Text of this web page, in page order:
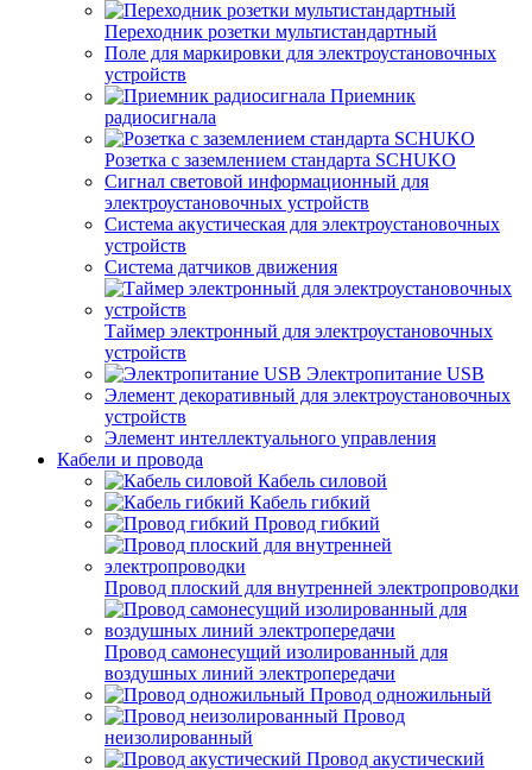
Переходник розетки мультистандартный
Поле для маркировки для электроустановочных
устройств
Приемник
радиосигнала
Розетка с заземлением стандарта SCHUKO
Сигнал световой информационный для
электроустановочных устройств
Система акустическая для электроустановочных
устройств
Система датчиков движения
Таймер электронный для электроустановочных
устройств
Электропитание USB
Элемент декоративный для электроустановочных
устройств
Элемент интеллектуального управления
Кабели и провода
Кабель силовой
Кабель гибкий
Провод гибкий
Провод плоский для внутренней электропроводки
Провод самонесущий изолированный для
воздушных линий электропередачи
Провод одножильный
Провод
неизолированный
Провод акустический